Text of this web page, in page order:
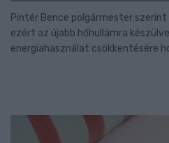
Pintér Bence polgármester
ezért az újabb hőhullámra
energiahasználat csökkentésére